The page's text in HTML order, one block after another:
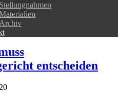
Stellungnahmen
Archiv
entscheiden